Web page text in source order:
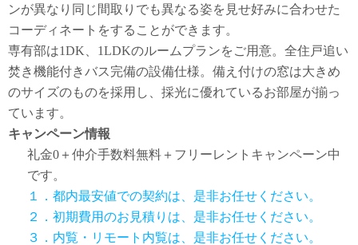
ンが異なり同じ間取りでも異なる姿を見せ好みに合わせた
コーディネートをすることができます。
専有部は1DK、1LDKのルームプランをご用意。全住戸追い
焚き機能付きバス完備の設備仕様。備え付けの窓は大きめ
のサイズのものを採用し、採光に優れているお部屋が揃っ
ています。
キャンペーン情報
礼金0 ＋仲介手数料無料 ＋ フリーレント キャンペーン中
です。
１．都内最安値での契約は、是非お任せください。
２．初期費用のお見積りは、是非お任せください。
３．内覧・リモート内覧は、是非お任せください。